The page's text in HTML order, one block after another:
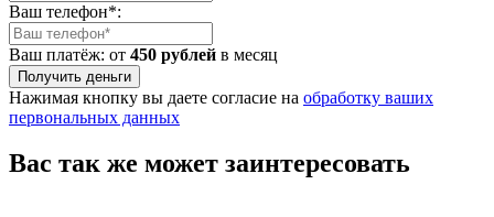
Ваш телефон*:
Ваш платёж: от 450 рублей в месяц
Получить деньги
Нажимая кнопку вы даете согласие на обработку ваших
первональных данных
Вас так же может заинтересовать